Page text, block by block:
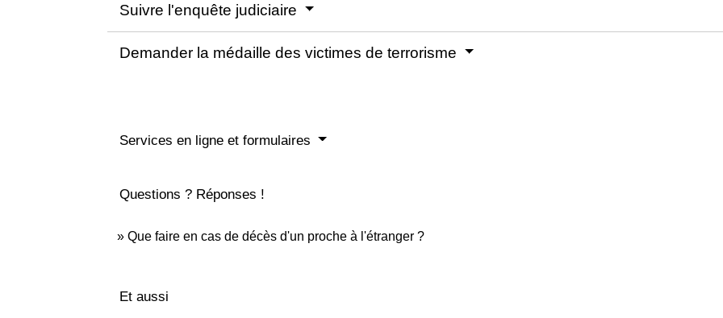
Suivre l'enquête judiciaire
Demander la médaille des victimes de terrorisme
Services en ligne et formulaires
Questions ? Réponses !
Que faire en cas de décès d'un proche à l'étranger ?
Et aussi